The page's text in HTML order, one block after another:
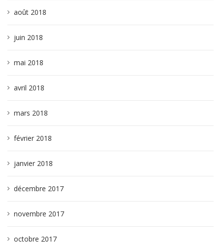
août 2018
juin 2018
mai 2018
avril 2018
mars 2018
février 2018
janvier 2018
décembre 2017
novembre 2017
octobre 2017